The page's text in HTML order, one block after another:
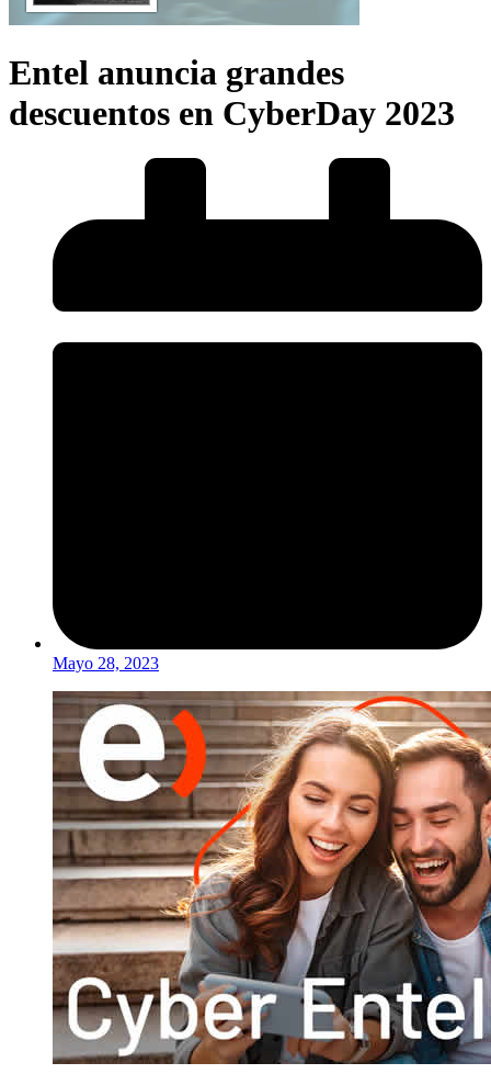
Entel anuncia grandes
descuentos en CyberDay 2023
Mayo 28, 2023